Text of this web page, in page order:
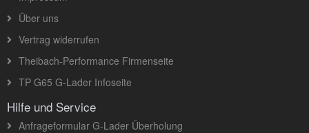
Über uns
Vertrag widerrufen
Theibach-Performance Firmenseite
TP G65 G-Lader Infoseite
Hilfe und Service
Anfrageformular G-Lader Überholung